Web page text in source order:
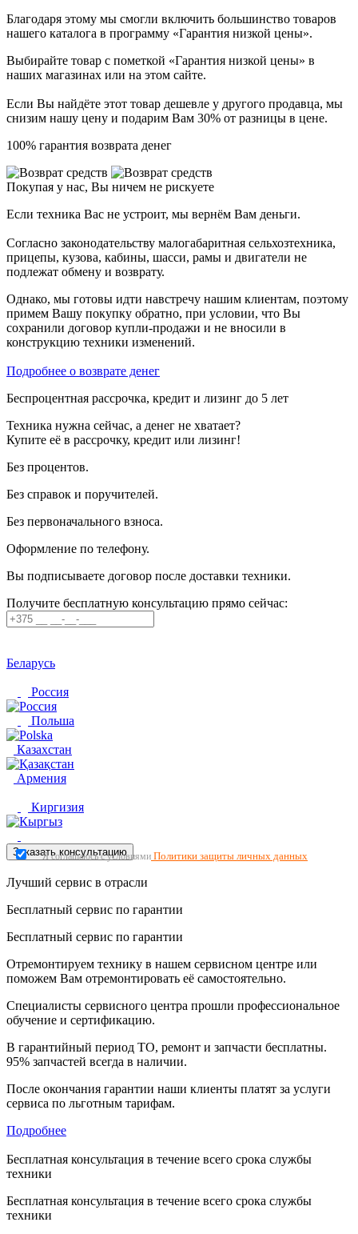
Благодаря этому мы смогли включить большинство товаров
нашего каталога в программу «Гарантия низкой цены».
Выбирайте товар с пометкой «Гарантия низкой цены» в
наших магазинах или на этом сайте.
Если Вы найдёте этот товар дешевле у другого продавца, мы
снизим нашу цену и подарим Вам 30% от разницы в цене.
100% гарантия возврата денег
Покупая у нас, Вы ничем не рискуете
Если техника Вас не устроит, мы вернём Вам деньги.
Согласно законодательству малогабаритная сельхозтехника,
прицепы, кузова, кабины, шасси, рамы и двигатели не
подлежат обмену и возврату.
Однако, мы готовы идти навстречу нашим клиентам, поэтому
примем Вашу покупку обратно, при условии, что Вы
сохранили договор купли-продажи и не вносили в
конструкцию техники изменений.
Подробнее о возврате денег
Беспроцентная рассрочка, кредит и лизинг до 5 лет
Техника нужна сейчас, а денег не хватает?
Купите её в рассрочку, кредит или лизинг!
Без процентов.
Без справок и поручителей.
Без первоначального взноса.
Оформление по телефону.
Вы подписываете договор после доставки техники.
Получите бесплатную консультацию прямо сейчас:
Беларусь
Россия
Польша
Казахстан
Армения
Киргизия
Заказать консультацию
Я соглашаюсь с условиями Политики защиты личных данных
Лучший сервис в отрасли
Бесплатный сервис по гарантии
Бесплатный сервис по гарантии
Отремонтируем технику в нашем сервисном центре или
поможем Вам отремонтировать её самостоятельно.
Специалисты сервисного центра прошли профессиональное
обучение и сертификацию.
В гарантийный период ТО, ремонт и запчасти бесплатны.
95% запчастей всегда в наличии.
После окончания гарантии наши клиенты платят за услуги
сервиса по льготным тарифам.
Подробнее
Бесплатная консультация в течение всего срока службы
техники
Бесплатная консультация в течение всего срока службы
техники